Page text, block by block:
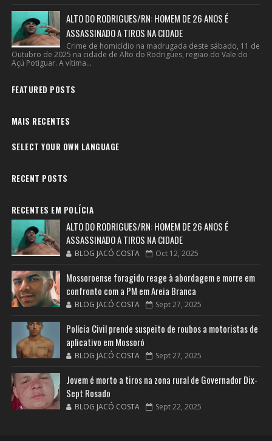
ALTO DO RODRIGUES/RN: HOMEM DE 26 ANOS É
ASSASSINADO A TIROS NA CIDADE
Crime de homicídio na madrugada deste sábado, 11 de
Outubro de 2025 na cidade de Alto do Rodrigues, regiao do Vale do
Açú Potiguar. A vítima...
FEATURED POSTS
MAIS RECENTES
SELECT YOUR OWN LANGUAGE
RECENT POSTS
RECENTES EM POLÍCIA
ALTO DO RODRIGUES/RN: HOMEM DE 26 ANOS É
ASSASSINADO A TIROS NA CIDADE
BLOG JACÓ COSTA Oct 12, 2025
Mossoroense foragido reage à abordagem e morre em
confronto com a PM em Areia Branca
BLOG JACÓ COSTA Sept 27, 2025
Polícia Civil prende suspeito de roubos a motoristas de
aplicativo em Mossoró
BLOG JACÓ COSTA Sept 27, 2025
Jovem é morto a tiros na zona rural de Governador Dix-
Sept Rosado
BLOG JACÓ COSTA Sept 22, 2025